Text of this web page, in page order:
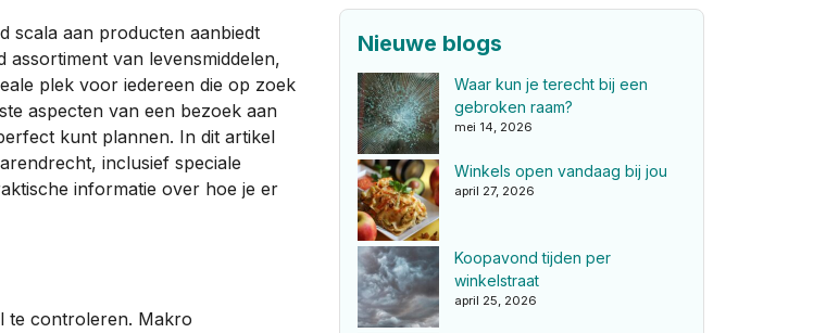
scala aan producten aanbiedt
van levensmiddelen,
plek voor iedereen die op zoek
aspecten van een bezoek aan
kunt plannen. In dit artikel
inclusief speciale
informatie over hoe je er
te controleren. Makro
Nieuwe blogs
Waar kun je terecht bij een
gebroken raam?
mei 14, 2026
Winkels open vandaag bij jou
april 27, 2026
Koopavond tijden per
winkelstraat
april 25, 2026